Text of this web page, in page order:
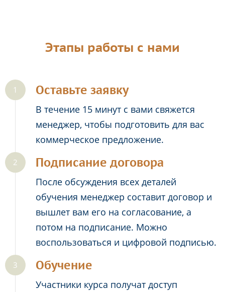
Этапы работы с нами
Оставьте заявку
В течение 15 минут с вами свяжется
менеджер, чтобы подготовить для вас
коммерческое предложение.
Подписание договора
После обсуждения всех деталей
обучения менеджер составит договор и
вышлет вам его на согласование, а
потом на подписание. Можно
воспользоваться и цифровой подписью.
Обучение
Участники курса получат доступ